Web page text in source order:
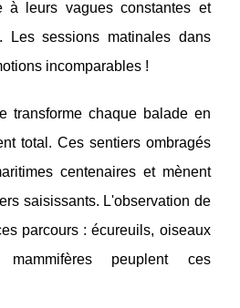
à leurs vagues constantes et
Les sessions matinales dans
incomparables !
transforme chaque balade en
total. Ces sentiers ombragés
centenaires et mènent
saisissants. L'observation de
parcours : écureuils, oiseaux
peuplent ces